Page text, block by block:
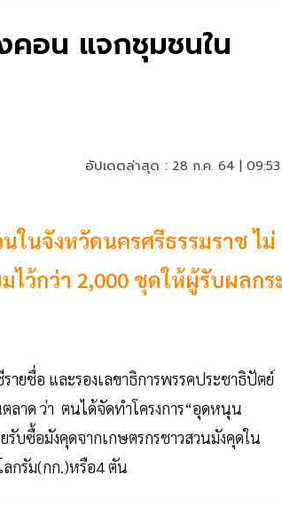
คอน แจกชุมชนใน
อัปเดตล่าสุด : 28 ก.ค. 64 |
ในจังหวัดนครศรีธรรมราช ไม่
ว้กว่า 2,000 ชุดให้ผู้รับผลกร
ายชื่อ และรองเลขาธิการพรรคประชาธิปัตย์
ลาด ว่า ตนได้จัดทำโครงการ“อุดหนุน
รับซื้อมังคุดจากเกษตรกรชาวสวนมังคุดใน
ลกรัม(กก.)หรือ4 ตัน